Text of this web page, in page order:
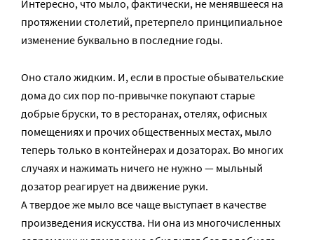
Интересно, что мыло, фактически, не менявшееся на
протяжении столетий, претерпело принципиальное
изменение буквально в последние годы.
Оно стало жидким. И, если в простые обывательские
дома до сих пор по-привычке покупают старые
добрые бруски, то в ресторанах, отелях, офисных
помещениях и прочих общественных местах, мыло
теперь только в контейнерах и дозаторах. Во многих
случаях и нажимать ничего не нужно — мыльный
дозатор реагирует на движение руки.
А твердое же мыло все чаще выступает в качестве
произведения искусства. Ни она из многочисленных